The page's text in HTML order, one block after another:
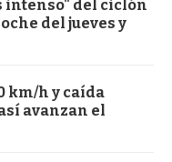
intenso" del ciclón
del jueves y
km/h y caída
avanzan el